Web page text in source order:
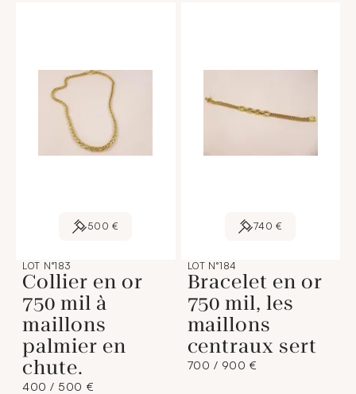
500 €
LOT N°183
Collier en or
750 mil à
maillons
palmier en
chute.
400 / 500 €
740 €
LOT N°184
Bracelet en or
750 mil, les
maillons
centraux sert
700 / 900 €